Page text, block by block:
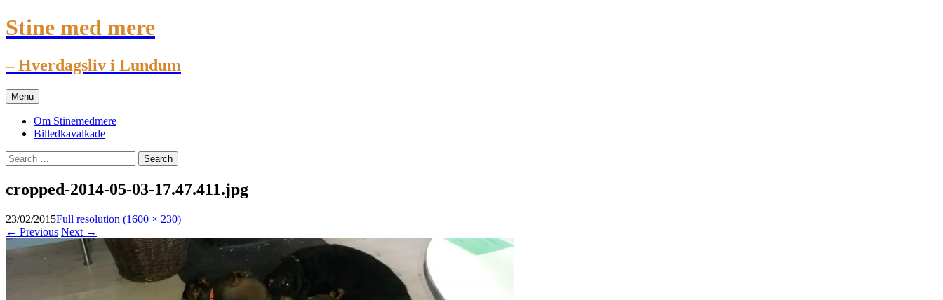
Stine med mere
– Hverdagsliv i Lundum
Menu Skip
to
content
Om Stinemedmere
Billedkavalkade
Search
for:
cropped-2014-05-03-17.47.411.jpg
23/02/2015Full resolution (1600 × 230)
← Previous Next →